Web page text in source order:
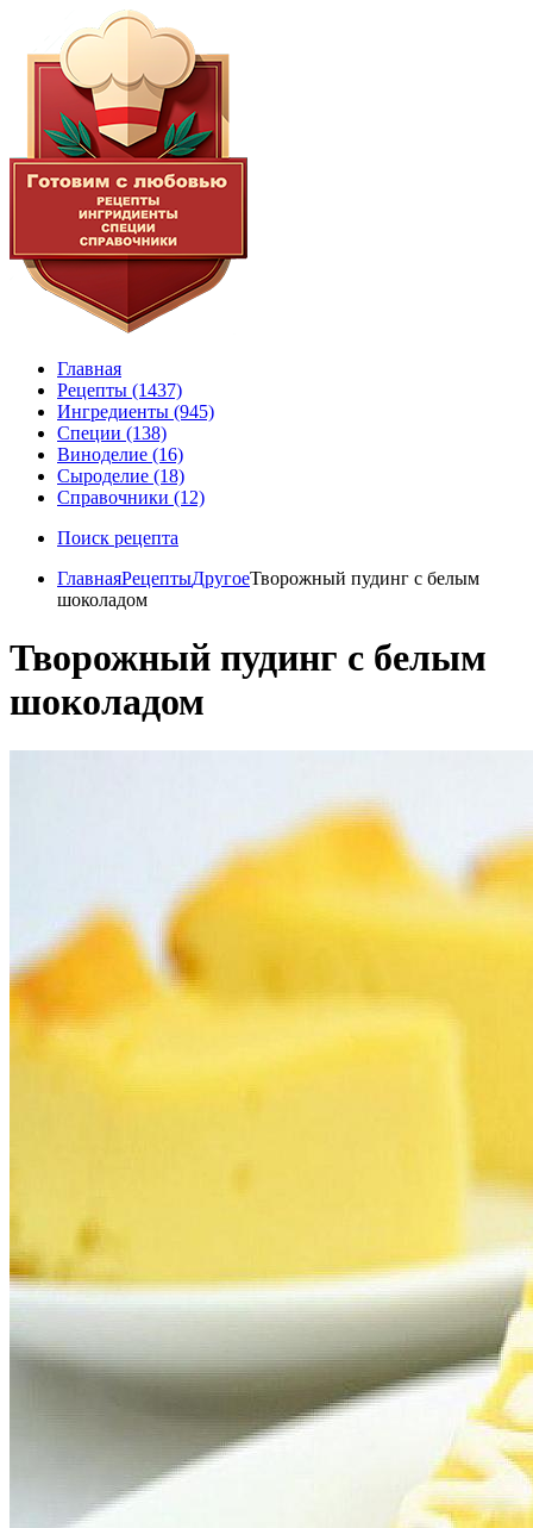
Главная
Рецепты (1437)
Ингредиенты (945)
Специи (138)
Виноделие (16)
Сыроделие (18)
Справочники (12)
Поиск рецепта
ГлавнаяРецептыДругоеТворожный пудинг с белым
шоколадом
Творожный пудинг с белым
шоколадом